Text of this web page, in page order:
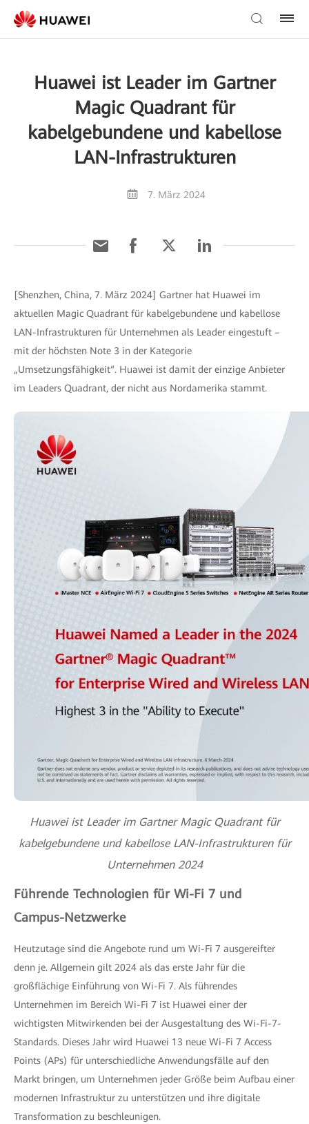
Huawei ist Leader im Gartner
Magic Quadrant für
kabelgebundene und kabellose
LAN-Infrastrukturen
7. März 2024
[Shenzhen, China, 7. März 2024] Gartner hat Huawei im
aktuellen Magic Quadrant für kabelgebundene und kabellose
LAN-Infrastrukturen für Unternehmen als Leader eingestuft –
mit der höchsten Note 3 in der Kategorie
„Umsetzungsfähigkeit“. Huawei ist damit der einzige Anbieter
im Leaders Quadrant, der nicht aus Nordamerika stammt.
Huawei ist Leader im Gartner Magic Quadrant für
kabelgebundene und kabellose LAN-Infrastrukturen für
Unternehmen 2024
Führende Technologien für Wi-Fi 7 und
Campus-Netzwerke
Heutzutage sind die Angebote rund um Wi-Fi 7 ausgereifter
denn je. Allgemein gilt 2024 als das erste Jahr für die
großflächige Einführung von Wi-Fi 7. Als führendes
Unternehmen im Bereich Wi-Fi 7 ist Huawei einer der
wichtigsten Mitwirkenden bei der Ausgestaltung des Wi-Fi-7-
Standards. Dieses Jahr wird Huawei 13 neue Wi-Fi 7 Access
Points (APs) für unterschiedliche Anwendungsfälle auf den
Markt bringen, um Unternehmen jeder Größe beim Aufbau einer
modernen Infrastruktur zu unterstützen und ihre digitale
Transformation zu beschleunigen.